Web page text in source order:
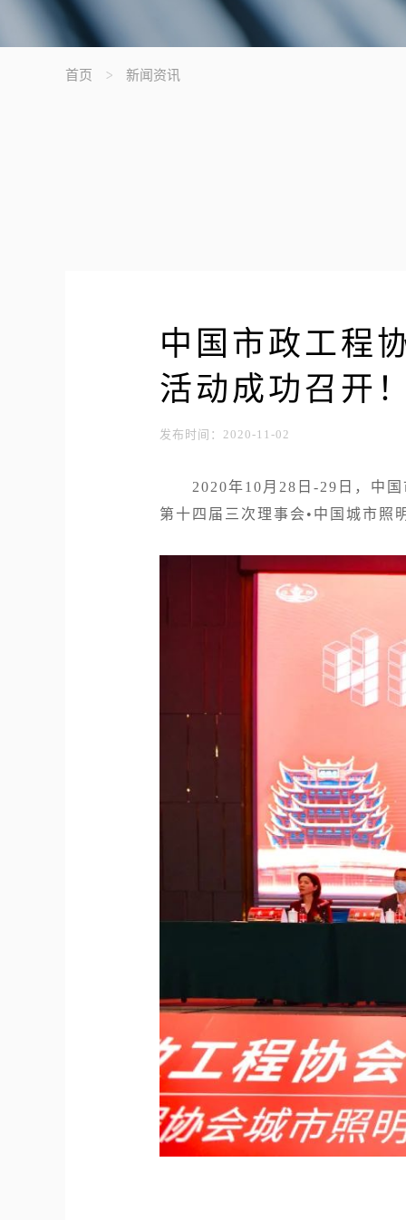
首页 新闻资讯
中国市政工程
活动成功召开
发布时间：2020-11-02
2020年10月28日-29日，中国
第十四届三次理事会•中国城市照